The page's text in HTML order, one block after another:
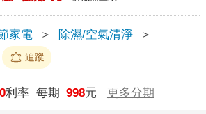
家電 ＞ 除濕/空氣清淨
＞
追蹤
0利率 每期 998元 更多分期